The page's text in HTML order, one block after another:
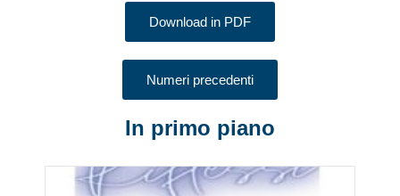
Download in PDF
Numeri precedenti
In primo piano